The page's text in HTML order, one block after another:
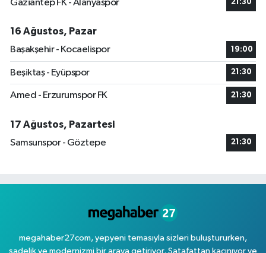
Gaziantep FK - Alanyaspor 21:30
16 Ağustos, Pazar
Başakşehir - Kocaelispor
19:00
Beşiktaş - Eyüpspor 21:30
Amed - Erzurumspor FK 21:30
17 Ağustos, Pazartesi
Samsunspor - Göztepe
21:30
megahaber27com, yepyeni temasıyla sizleri buluştururken,
sadelik ve modernizmi bir araya getiriyor. Şatafattan kaçınıyor ve